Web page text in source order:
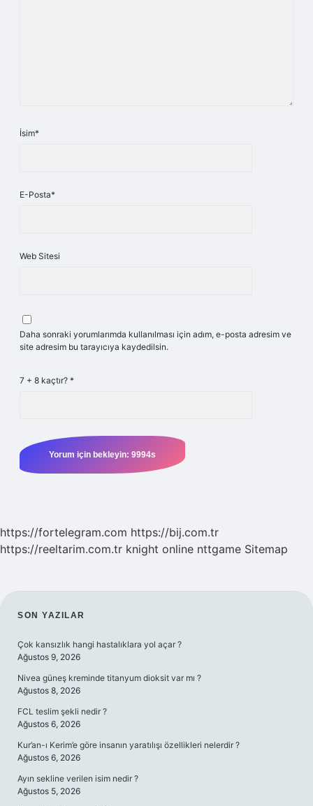
İsim*
E-Posta*
Web Sitesi
Daha sonraki yorumlarımda kullanılması için adım, e-posta adresim ve
site adresim bu tarayıcıya kaydedilsin.
7 + 8 kaçtır? *
https://fortelegram.com https://bij.com.tr
https://reeltarim.com.tr knight online nttgame Sitemap
SIDEBAR
SON YAZILAR
Çok kansızlık hangi hastalıklara yol açar ?
Ağustos 9, 2026
Nivea güneş kreminde titanyum dioksit var mı ?
Ağustos 8, 2026
FCL teslim şekli nedir ?
Ağustos 6, 2026
Kur’an-ı Kerim’e göre insanın yaratılışı özellikleri nelerdir ?
Ağustos 6, 2026
Ayın sekline verilen isim nedir ?
Ağustos 5, 2026